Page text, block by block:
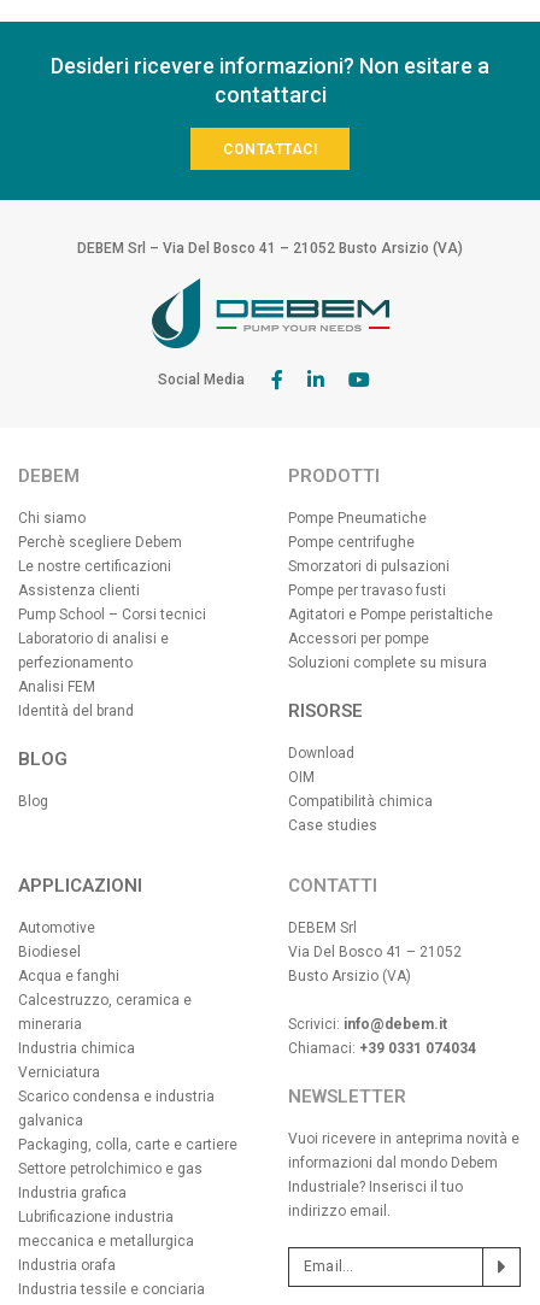
Desideri ricevere informazioni? Non esitare a
contattarci
CONTATTACI
DEBEM Srl – Via Del Bosco 41 – 21052 Busto Arsizio (VA)
Social Media
DEBEM
Chi siamo
Perchè scegliere Debem
Le nostre certificazioni
Assistenza clienti
Pump School – Corsi tecnici
Laboratorio di analisi e
perfezionamento
Analisi FEM
Identità del brand
BLOG
Blog
PRODOTTI
Pompe Pneumatiche
Pompe centrifughe
Smorzatori di pulsazioni
Pompe per travaso fusti
Agitatori e Pompe peristaltiche
Accessori per pompe
Soluzioni complete su misura
RISORSE
Download
OIM
Compatibilità chimica
Case studies
APPLICAZIONI
Automotive
Biodiesel
Acqua e fanghi
Calcestruzzo, ceramica e
mineraria
Industria chimica
Verniciatura
Scarico condensa e industria
galvanica
Packaging, colla, carte e cartiere
Settore petrolchimico e gas
Industria grafica
Lubrificazione industria
meccanica e metallurgica
Industria orafa
Industria tessile e conciaria
CONTATTI
DEBEM Srl
Via Del Bosco 41 – 21052
Busto Arsizio (VA)
Scrivici: info@debem.it
Chiamaci: +39 0331 074034
NEWSLETTER
Vuoi ricevere in anteprima novità e
informazioni dal mondo Debem
Industriale? Inserisci il tuo
indirizzo email.